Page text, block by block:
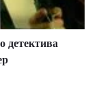
детектива